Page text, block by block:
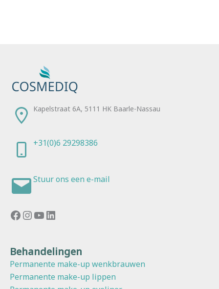
Kapelstraat 6A, 5111 HK Baarle-Nassau
+31(0)6 29298386
Stuur ons een e-mail
Facebook
Instagram
YouTube
LinkedIn
Behandelingen
Permanente make-up wenkbrauwen
Permanente make-up lippen